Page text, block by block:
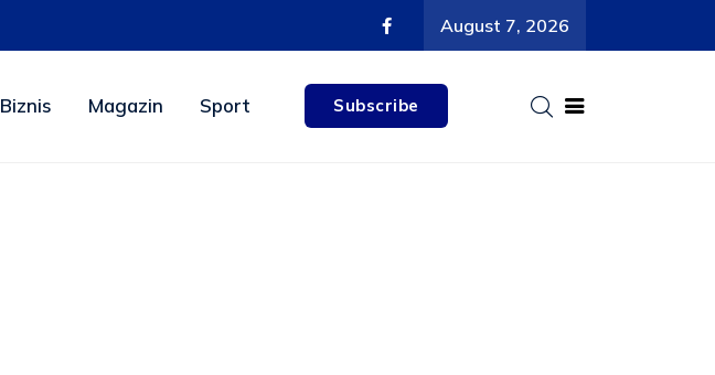
August 7, 2026
Biznis Magazin Sport Subscribe